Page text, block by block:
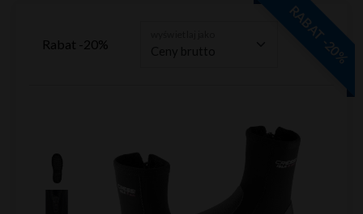
RABAT -20%
Rabat -20%